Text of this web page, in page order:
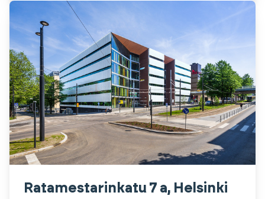
Ratamestarinkatu 7 a, Helsinki